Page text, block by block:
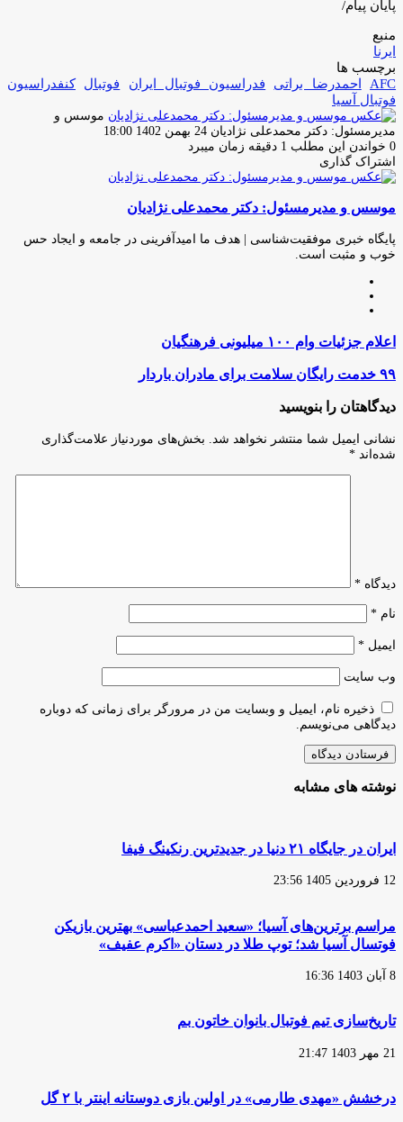
پایان پیام/
منبع
ایرنا
برچسب ها
AFC
احمدرضا براتی فدراسیون فوتبال ایران فوتبال
کنفدراسیون
فوتبال آسیا
موسس و
مدیرمسئول: دکتر محمدعلی نژادیان ارسال
ایمیل
24 بهمن 1402 18:00
0 خواندن این مطلب 1 دقیقه زمان میبرد
اشتراک گذاری
فیس
توئیتر
لینکدین
واتس
تلگرام
اشتراک
از
ایمیل
چاپ
موسس و مدیرمسئول: دکتر محمدعلی نژادیان
پایگاه خبری موفقیت‌شناسی | هدف ما امیدآفرینی در جامعه و ایجاد حس
خوب و مثبت است.
اعلام
جزئیات
وام
۱۰۰
میلیونی
فرهنگیان
اعلام جزئیات وام ۱۰۰ میلیونی فرهنگیان
۹۹
رایگان
برای
مادران
۹۹ خدمت رایگان سلامت برای مادران باردار
دیدگاهتان را بنویسید
نشانی ایمیل شما منتشر نخواهد شد.
بخش‌های موردنیاز علامت‌گذاری
شده‌اند *
دیدگاه *
نام *
ایمیل *
وب‌ سایت
ذخیره نام، ایمیل و وبسایت من در مرورگر برای زمانی که دوباره
دیدگاهی می‌نویسم.
نوشته های مشابه
ایران در جایگاه ۲۱ دنیا در جدیدترین رنکینگ فیفا
12 فروردین 1405 23:56
مراسم برترین‌های آسیا؛ «سعید احمدعباسی» بهترین بازیکن
فوتسال آسیا شد؛ توپ طلا در دستان «اکرم عفیف»
8 آبان 1403 16:36
تاریخ‌سازی تیم فوتبال بانوان خاتون بم
21 مهر 1403 21:47
درخشش «مهدی طارمی» در اولین بازی دوستانه اینتر با ۲ گل